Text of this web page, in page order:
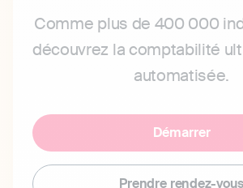
Comme plus de 400 000
découvrez la comptabilité
automatisée.
Démarrer
Prendre rendez-vous